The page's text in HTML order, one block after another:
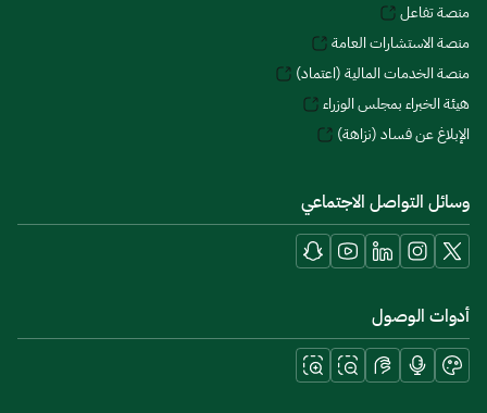
منصة تفاعل
منصة الاستشارات العامة
منصة الخدمات المالية (اعتماد)
هيئة الخبراء بمجلس الوزراء
الإبلاغ عن فساد (نزاهة)
وسائل التواصل الاجتماعي
أدوات الوصول